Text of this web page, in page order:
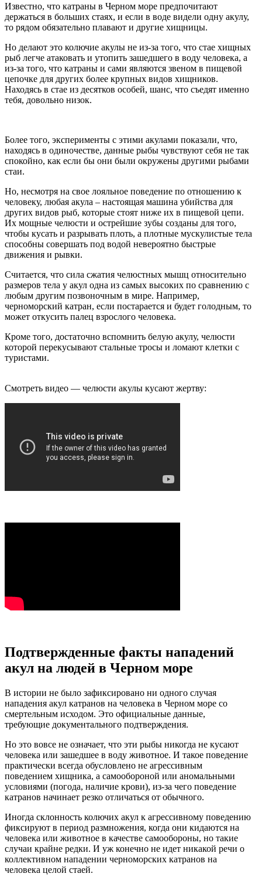
Известно, что катраны в Черном море предпочитают
держаться в больших стаях, и если в воде видели одну акулу,
то рядом обязательно плавают и другие хищницы.
Но делают это колючие акулы не из-за того, что стае хищных
рыб легче атаковать и утопить зашедшего в воду человека, а
из-за того, что катраны и сами являются звеном в пищевой
цепочке для других более крупных видов хищников.
Находясь в стае из десятков особей, шанс, что съедят именно
тебя, довольно низок.
Более того, эксперименты с этими акулами показали, что,
находясь в одиночестве, данные рыбы чувствуют себя не так
спокойно, как если бы они были окружены другими рыбами
стаи.
Но, несмотря на свое лояльное поведение по отношению к
человеку, любая акула – настоящая машина убийства для
других видов рыб, которые стоят ниже их в пищевой цепи.
Их мощные челюсти и острейшие зубы созданы для того,
чтобы кусать и разрывать плоть, а плотные мускулистые тела
способны совершать под водой невероятно быстрые
движения и рывки.
Считается, что сила сжатия челюстных мышц относительно
размеров тела у акул одна из самых высоких по сравнению с
любым другим позвоночным в мире. Например,
черноморский катран, если постарается и будет голодным, то
может откусить палец взрослого человека.
Кроме того, достаточно вспомнить белую акулу, челюсти
которой перекусывают стальные тросы и ломают клетки с
туристами.
Смотреть видео — челюсти акулы кусают жертву:
Подтвержденные факты нападений
акул на людей в Черном море
В истории не было зафиксировано ни одного случая
нападения акул катранов на человека в Черном море со
смертельным исходом. Это официальные данные,
требующие документального подтверждения.
Но это вовсе не означает, что эти рыбы никогда не кусают
человека или зашедшее в воду животное. И такое поведение
практически всегда обусловлено не агрессивным
поведением хищника, а самообороной или аномальными
условиями (погода, наличие крови), из-за чего поведение
катранов начинает резко отличаться от обычного.
Иногда склонность колючих акул к агрессивному поведению
фиксируют в период размножения, когда они кидаются на
человека или животное в качестве самообороны, но такие
случаи крайне редки. И уж конечно не идет никакой речи о
коллективном нападении черноморских катранов на
человека целой стаей.